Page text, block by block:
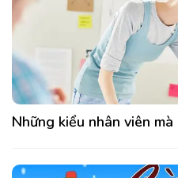
Những kiểu nhân viên